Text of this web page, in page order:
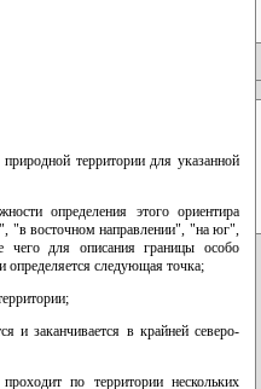
территории для указанной
определения этого ориентира
"в восточном направлении", "на юг",
для описания границы особо
определяется следующая точка;
и заканчивается в крайней северо-
по территории нескольких